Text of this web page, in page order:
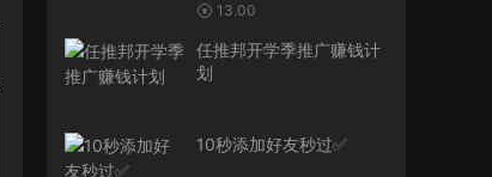
13.00
任推邦开学季推广赚钱计
划
10秒添加好友秒过✅